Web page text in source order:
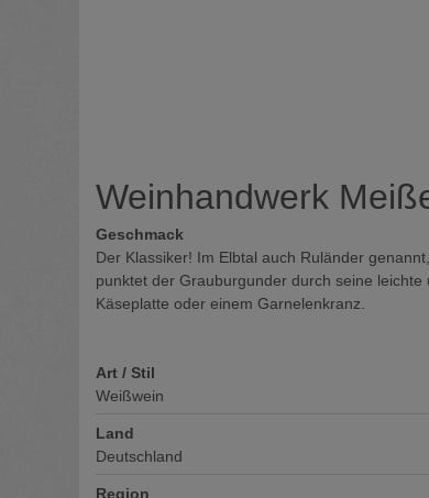
Weinhandwerk
Geschmack
Der Klassiker! Im Elbtal auch Ruländer
punktet der Grauburgunder durch seine
Käseplatte oder einem Garnelenkranz.
Art / Stil
Weißwein
Land
Deutschland
Region